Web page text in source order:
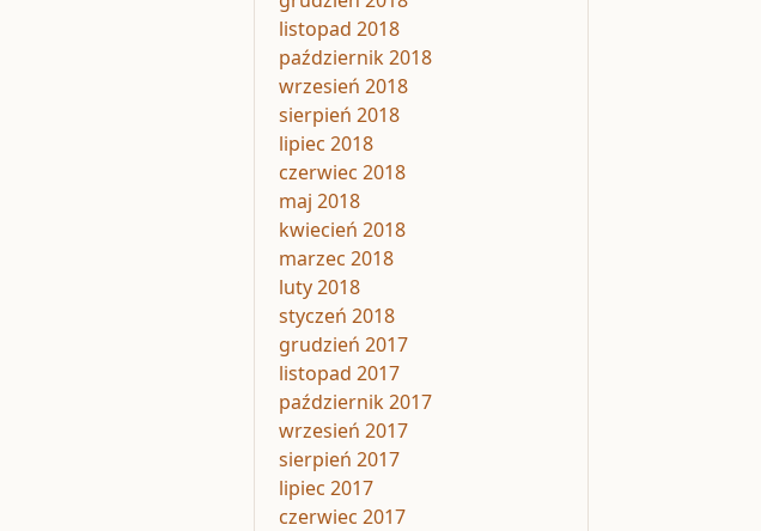
listopad 2018
październik 2018
wrzesień 2018
sierpień 2018
lipiec 2018
czerwiec 2018
maj 2018
kwiecień 2018
marzec 2018
luty 2018
styczeń 2018
grudzień 2017
listopad 2017
październik 2017
wrzesień 2017
sierpień 2017
lipiec 2017
czerwiec 2017